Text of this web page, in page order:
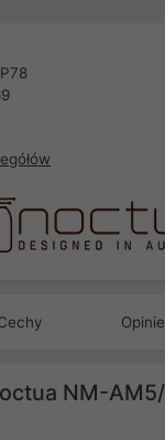
Opinie
NM-